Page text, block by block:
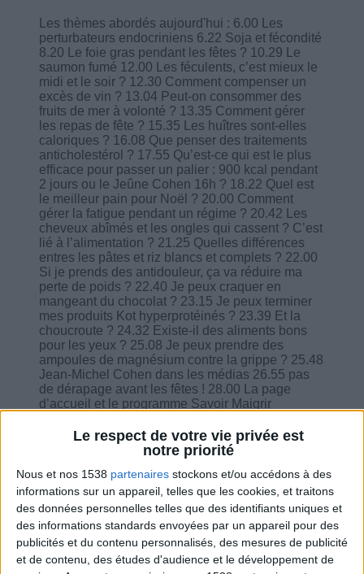
Le respect de votre vie privée est
notre priorité
Nous et nos 1538 partenaires stockons et/ou accédons à des
informations sur un appareil, telles que les cookies, et traitons
des données personnelles telles que des identifiants uniques et
des informations standards envoyées par un appareil pour des
publicités et du contenu personnalisés, des mesures de publicité
et de contenu, des études d'audience et le développement de
Les thèmes abordés aujourd'hui : 6.00 Les
perturbateurs endocriniens 6.22 Soja et fécondité
8.20 Le foie gras pendant les fêtes ? 10.29 Le
saumon fumé 12.00 Les féculents, c’est mieux le
midi et le soir ? 12.30 Comment compenser un
excès de vin ? 13.04 Peut-on consommer des
fruits de mer à volonté ? 13.35 Comment gérer
les repas de fête ? 15.35 Les huîtres sont-elles
caloriques ? 16.08 Que penser des traitements
anticholestérol ? 17.55 Qu’est-ce qui est le plus
efficace pour passer un palier : 900 kcal pendant
2 jours ou le Jeûne Cohen 16h ? 18.22 Quel est
le meilleur pain pour Noël ? 20.00 Comment
gérer la fatigue pendant un régime ? 20.42 Les
cheveux abîmés et les ongles qui cassent ? C’est
lié à l’alimentation ? 21.25 Quelles différences
entres les pâtes et riz blancs et complets ? 22.00
Si je prends des antidouleur, ça va réduire ma
perte de poids ? 22.40 Je peux craquer en
mangeant du chocolat ? 23.15 Je peux terminer
mes produits Kot hyperprotéinés ? 23.39 Et la
choucroute ? 24.32 Existe-il des aliments bons
pour les yeux ? 25.08 Je peux prendre des
ampoules de magnésium contre la grippe ? 25.48
Jean-Michel Cohen dans les médias 26.55 pas
de dérapage avant les fêtes ! 28.00 La page
d’accueil et le programme Savoir Maigrir
Combien de kilos souhaitez-vous perdre ?
Moins de
5 kilos
De 5 à 10
kilos
Plus de
10 kilos